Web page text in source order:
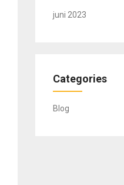
juni 2023
Categories
Blog